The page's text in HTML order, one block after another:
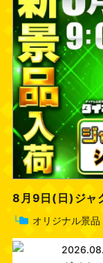
8月9日(日)ジャ
└ オリジナル景品